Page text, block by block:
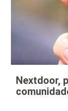
Nextdoor,